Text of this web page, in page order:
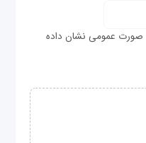
عمومی نشان داده